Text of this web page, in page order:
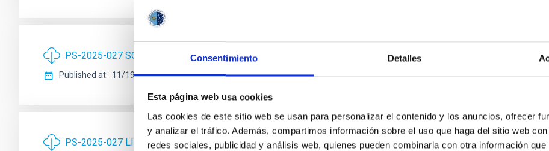
Consentimiento Detalles
Esta página web usa cookies
Las cookies de este sitio web se usan para personalizar el contenido y los anuncios, ofrecer
y analizar el tráfico. Además, compartimos información sobre el uso que haga del sitio web
redes sociales, publicidad y análisis web, quienes pueden combinarla con otra información
PS-2025-027 SOLUCIONARIO 1ER EJERCICIO FASE OPOSICIÓN
Published at 11/19/2025
PS-2025-027 LISTA DEFINITIVA ADMISIÓN Y EXCLUSIÓN